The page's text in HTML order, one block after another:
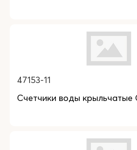
47153-11
Счетчики воды